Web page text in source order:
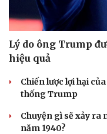
Lý do ông Trump
hiệu quả
Chiến lược lợi hại
thống Trump
Chuyện gì sẽ xảy ra
năm 1940?